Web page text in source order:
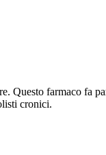
Questo farmaco fa
cronici.